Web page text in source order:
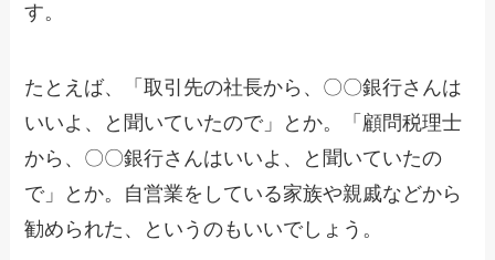
す。
たとえば、「取引先の社長から、〇〇銀行さんは
いいよ、と聞いていたので」とか。「顧問税理士
から、〇〇銀行さんはいいよ、と聞いていたの
で」とか。自営業をしている家族や親戚などから
勧められた、というのもいいでしょう。